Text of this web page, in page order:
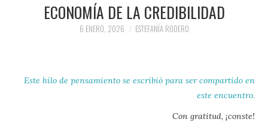
PRENSA Y
COLABORACIONES)
ECONOMÍA DE LA CREDIBILIDAD
6 ENERO, 2026 ESTEFANÍA RODERO
Este hilo de pensamiento se escribió para ser compartido en
este encuentro.
Con gratitud, ¡conste!